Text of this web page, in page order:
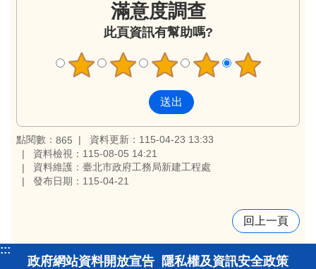
滿意度調查
此頁資訊有幫助嗎?
點閱數： 865
資料更新：115-04-23 13:33
資料檢視：115-08-05 14:21
資料維護：臺北市政府工務局新建工程處
發布日期：115-04-21
回上一頁
:::
政府網站資料開放宣告 隱私權及資訊安全政策